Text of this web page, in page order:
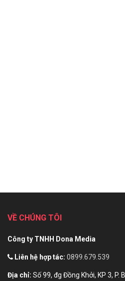
VỀ CHÚNG TÔI
Công ty TNHH Dona Media
Liên hệ hợp tác: 0899.679.539
Địa chỉ: Số 99, đg Đồng Khởi, KP 3, P.